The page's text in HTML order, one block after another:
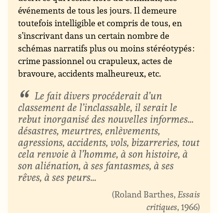
événements de tous les jours. Il demeure
toutefois intelligible et compris de tous, en
s’inscrivant dans un certain nombre de
schémas narratifs plus ou moins stéréotypés :
crime passionnel ou crapuleux, actes de
bravoure, accidents malheureux, etc.
Le fait divers procéderait d’un
classement de l’inclassable, il serait le
rebut inorganisé des nouvelles informes...
désastres, meurtres, enlèvements,
agressions, accidents, vols, bizarreries, tout
cela renvoie à l’homme, à son histoire, à
son aliénation, à ses fantasmes, à ses
rêves, à ses peurs...
Roland Barthes, Essais
critiques, 1966